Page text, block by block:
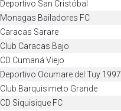
Deportivo San Cristóbal
Monagas Bailadores FC
Caracas Sarare
Club Caracas Bajo
CD Cumaná Viejo
Deportivo Ocumare del Tuy 1997
Club Barquisimeto Grande
CD Siquisique FC